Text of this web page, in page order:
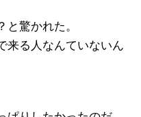
驚かれた。
来る人なんていないん